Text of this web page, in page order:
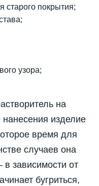
старого покрытия;
узора;
на
нанесения изделие
время для
случаев она
в зависимости от
бугриться,